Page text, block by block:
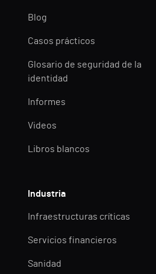
Blog
Casos prácticos
Glosario de seguridad de la
identidad
Informes
Videos
Libros blancos
Industria
Infraestructuras críticas
Servicios financieros
Sanidad